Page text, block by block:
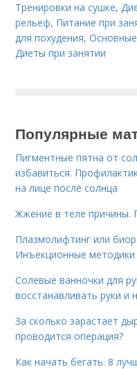
Тренировки на сушке,
рельеф, Питание при
для похудения,
Диеты при занятии
Популярные
Пигментные пятна от
избавиться.
на лице после солнца
Жжение в теле причины.
Плазмолифтинг или
Инъекционные методики
Солевые ванночки для
восстанавливать руки и
За сколько зарастает
проводится операция?
Как начать бегать. 8